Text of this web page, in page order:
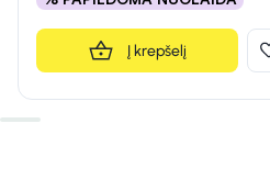
Į krepšelį